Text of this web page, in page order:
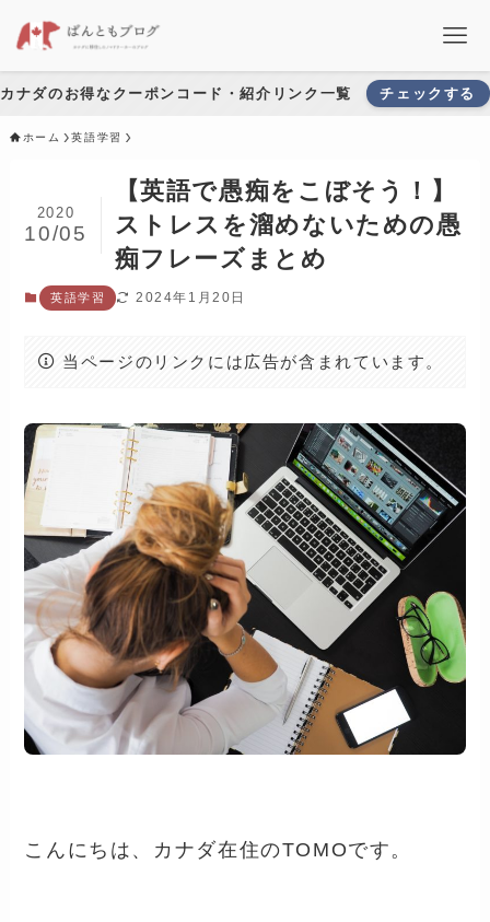
カナダのお得なクーポンコード・紹介リンク一覧 チェックする
ホーム 英語学習
【英語で愚痴をこぼそう！】
ストレスを溜めないための愚
痴フレーズまとめ
2020
10/05
英語学習 2024年1月20日
当ページのリンクには広告が含まれています。
こんにちは、カナダ在住のTOMOです。